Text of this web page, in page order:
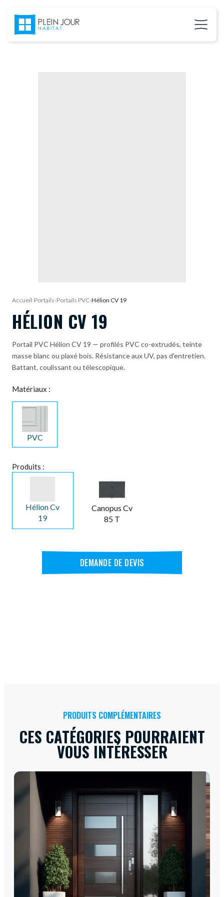
Accueil›Portails›Portails PVC›Hélion CV 19
HÉLION CV 19
Portail PVC Hélion CV 19 — profilés PVC co-extrudés, teinte
masse blanc ou plaxé bois. Résistance aux UV, pas d'entretien.
Battant, coulissant ou télescopique.
Matériaux :
PVC
Produits :
Hélion Cv
19
Canopus Cv
85 T
DEMANDE DE DEVIS
PRODUITS COMPLÉMENTAIRES
CES CATÉGORIES POURRAIENT
VOUS INTÉRESSER